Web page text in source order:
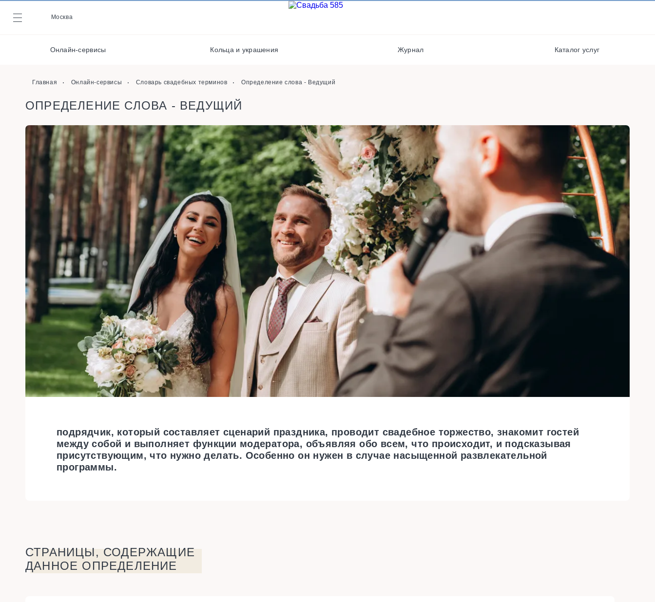
Москва
Онлайн-сервисы Кольца и украшения Журнал Каталог услуг
Журнал
Онлайн-сервисы
Свадебные платья/
Хореографы
Главная Онлайн-сервисы Словарь свадебных терминов Определение слова - Ведущий
ОПРЕДЕЛЕНИЕ СЛОВА - ВЕДУЩИЙ
подрядчик, который составляет сценарий праздника, проводит свадебное торжество, знакомит гостей
между собой и выполняет функции модератора, объявляя обо всем, что происходит, и подсказывая
присутствующим, что нужно делать. Особенно он нужен в случае насыщенной развлекательной
программы.
СТРАНИЦЫ, СОДЕРЖАЩИЕ
ДАННОЕ ОПРЕДЕЛЕНИЕ